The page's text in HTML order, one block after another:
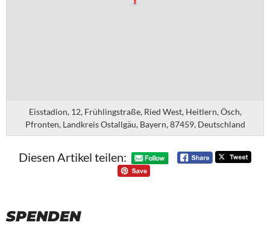
Eisstadion, 12, Frühlingstraße, Ried West, Heitlern, Ösch,
Pfronten, Landkreis Ostallgäu, Bayern, 87459, Deutschland
Diesen Artikel teilen:
SPENDEN